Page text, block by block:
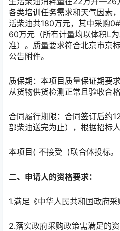
各类培训任务需求和天气因素
活柴油共180万元，其中采购
60万元（所有计量均以体积L
准）。质量要求符合北京市京
公告附件。
质保期：本项目质量保证期要
从货物供货检测正常且验收合
合同履行期限：合同签订后约
部柴油送完为止），根据招标
本项目( 不接受 )联合体投标。
二、申请人的资格要求：
1.满足《中华人民共和国政府采
2.落实政府采购政策需满足的资